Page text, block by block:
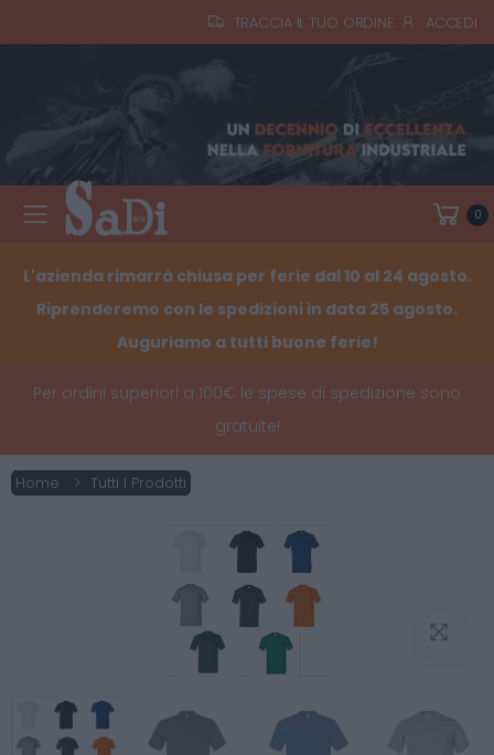
TRACCIA IL TUO ORDINE ACCEDI
Toggle mobile menu 0
L'azienda rimarrà chiusa per ferie dal 10 al 24 agosto.
Riprenderemo con le spedizioni in data 25 agosto.
Auguriamo a tutti buone ferie!
Per ordini superiori a 100€ le spese di spedizione sono
gratuite!
Home Tutti I Prodotti